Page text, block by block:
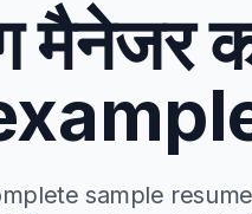
sample